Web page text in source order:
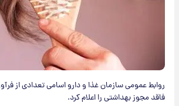
روابط عمومی سازمان غذا و دارو اسامی تعدادی از
فاقد مجوز بهداشتی را اعلام کرد.